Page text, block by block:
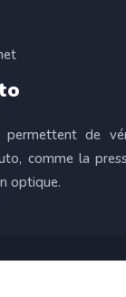
permettent de
comme la
optique.